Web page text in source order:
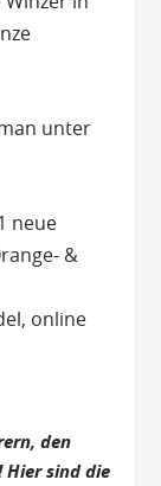
unter
neue
&
online
den
sind die